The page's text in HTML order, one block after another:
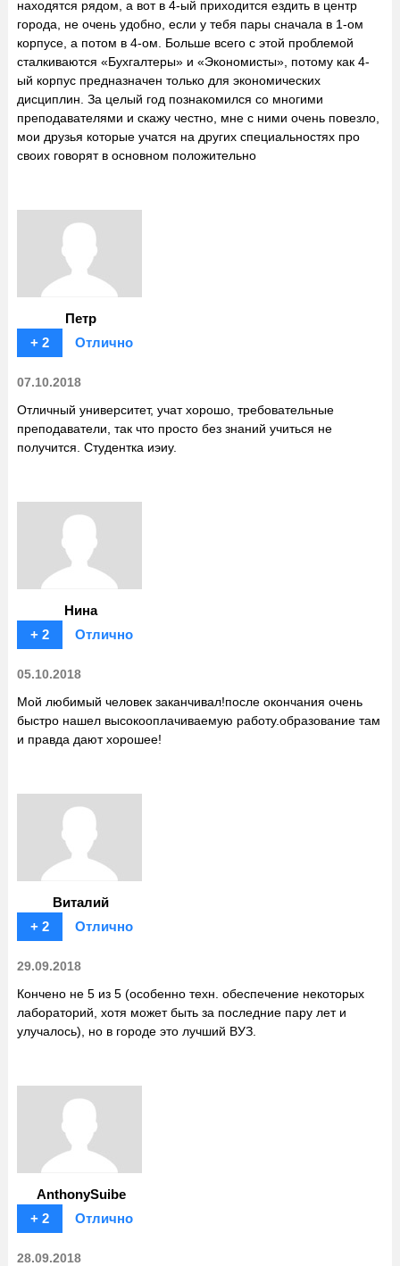
находятся рядом, а вот в 4-ый приходится ездить в центр
города, не очень удобно, если у тебя пары сначала в 1-ом
корпусе, а потом в 4-ом. Больше всего с этой проблемой
сталкиваются «Бухгалтеры» и «Экономисты», потому как 4-
ый корпус предназначен только для экономических
дисциплин. За целый год познакомился со многими
преподавателями и скажу честно, мне с ними очень повезло,
мои друзья которые учатся на других специальностях про
своих говорят в основном положительно
Петр
+ 2
Отлично
07.10.2018
Отличный университет, учат хорошо, требовательные
преподаватели, так что просто без знаний учиться не
получится. Студентка иэиу.
Нина
+ 2
Отлично
05.10.2018
Мой любимый человек заканчивал!после окончания очень
быстро нашел высокооплачиваемую работу.образование там
и правда дают хорошее!
Виталий
+ 2
Отлично
29.09.2018
Кончено не 5 из 5 (особенно техн. обеспечение некоторых
лабораторий, хотя может быть за последние пару лет и
улучалось), но в городе это лучший ВУЗ.
AnthonySuibe
+ 2
Отлично
28.09.2018